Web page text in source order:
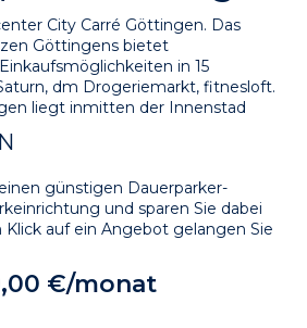
City Carré Göttingen. Das
Göttingens bietet
in 15
dm Drogeriemarkt, fitnesloft.
liegt inmitten der Innenstad
günstigen Dauerparker-
und sparen Sie dabei
Klick auf ein Angebot gelangen Sie
€/monat